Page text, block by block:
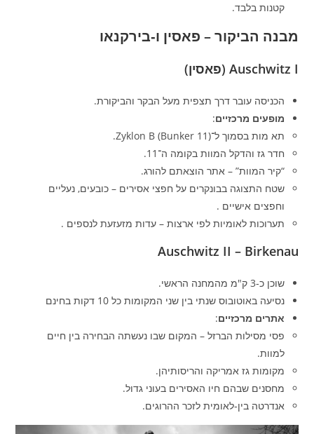
קטנות בלבד.
מבנה הביקור – פאסין ו‑בירקנאו
Auschwitz I (פאסין)
הכניסה עובר דרך תצפית מעל הבקר והביקורת.
מופעים מרכזיים:
תא מות בסמוך ל־Zyklon B (Bunker 11).
חדר גז והדקל המוות בקומה ה־11.
“קיר המוות” – אתר הוצאתם להורג.
שטח התצוגה בבונקרים על חפצי אסירים – כובעים, נעליים
וחפצים אישיים .
תערוכות לאומיות לפי ארצות – עדות מזעזעת לנספים .
Auschwitz II – Birkenau
שוכן כ‑3 ק"מ מהמחנה הראשי.
נסיעה באוטובוס שנתי בין שני המקומות כל 10 דקות בחינם
אתרים מרכזיים:
פסי מסילות הברזל – המקום שבו נעשתה הבחירה בין חיים
למוות.
מקומות גז אמריקה והריסותיהן.
מחסנים שבהם חיו האסירים בעוני גדול.
אנדרטה בין‑לאומית לזכר ההרוגים.